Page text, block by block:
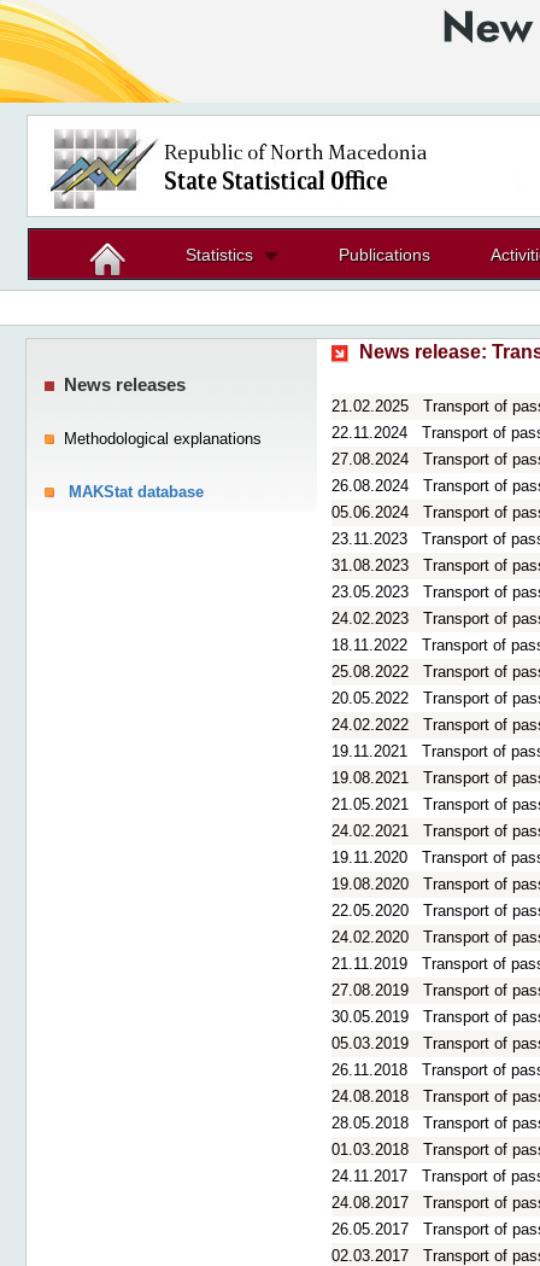
Statistics Publications
News releases
Methodological explanations
MAKStat database
News release:
21.02.2025
Transport of
22.11.2024
Transport of
27.08.2024
Transport of
26.08.2024
Transport of
05.06.2024
Transport of
23.11.2023
Transport of
31.08.2023
Transport of
23.05.2023
Transport of
24.02.2023
Transport of
18.11.2022
Transport of
25.08.2022
Transport of
20.05.2022
Transport of
24.02.2022
Transport of
19.11.2021
Transport of
19.08.2021
Transport of
21.05.2021
Transport of
24.02.2021
Transport of
19.11.2020
Transport of
19.08.2020
Transport of
22.05.2020
Transport of
24.02.2020
Transport of
21.11.2019
Transport of
27.08.2019
Transport of
30.05.2019
Transport of
05.03.2019
Transport of
26.11.2018
Transport of
24.08.2018
Transport of
28.05.2018
Transport of
01.03.2018
Transport of
24.11.2017
Transport of
24.08.2017
Transport of
26.05.2017
Transport of
02.03.2017
Transport of